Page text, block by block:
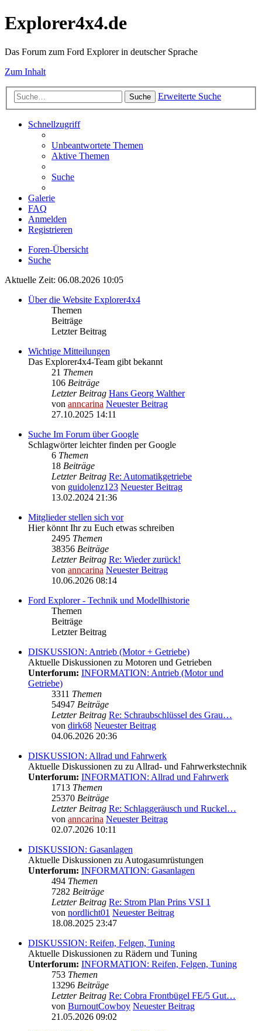
Explorer4x4.de
Das Forum zum Ford Explorer in deutscher Sprache
Zum Inhalt
Suche Erweiterte Suche
Schnellzugriff
Unbeantwortete Themen
Aktive Themen
Suche
Galerie
FAQ
Anmelden
Registrieren
Foren-Übersicht
Suche
Aktuelle Zeit: 06.08.2026 10:05
Über die Website Explorer4x4
Themen
Beiträge
Letzter Beitrag
Wichtige Mitteilungen
Das Explorer4x4-Team gibt bekannt
21 Themen
106 Beiträge
Letzter Beitrag Hans Georg Walther
von anncarina Neuester Beitrag
27.10.2025 14:11
Suche Im Forum über Google
Schlagwörter leichter finden per Google
6 Themen
18 Beiträge
Letzter Beitrag Re: Automatikgetriebe
von guidolenz123 Neuester Beitrag
13.02.2024 21:36
Mitglieder stellen sich vor
Hier könnt Ihr zu Euch etwas schreiben
2495 Themen
38356 Beiträge
Letzter Beitrag Re: Wieder zurück!
von anncarina Neuester Beitrag
10.06.2026 08:14
Ford Explorer - Technik und Modellhistorie
Themen
Beiträge
Letzter Beitrag
DISKUSSION: Antrieb (Motor + Getriebe)
Aktuelle Diskussionen zu Motoren und Getrieben
Unterforum: INFORMATION: Antrieb (Motor und
Getriebe)
3311 Themen
54947 Beiträge
Letzter Beitrag Re: Schraubschlüssel des Grau…
von dirk68 Neuester Beitrag
04.06.2026 20:36
DISKUSSION: Allrad und Fahrwerk
Aktuelle Diskussionen zu zu Allrad- und Fahrwerkstechnik
Unterforum: INFORMATION: Allrad und Fahrwerk
1713 Themen
25370 Beiträge
Letzter Beitrag Re: Schlaggeräusch und Ruckel…
von anncarina Neuester Beitrag
02.07.2026 10:11
DISKUSSION: Gasanlagen
Aktuelle Diskussionen zu Autogasumrüstungen
Unterforum: INFORMATION: Gasanlagen
494 Themen
7282 Beiträge
Letzter Beitrag Re: Strom Plan Prins VSI 1
von nordlicht01 Neuester Beitrag
18.08.2025 23:47
DISKUSSION: Reifen, Felgen, Tuning
Aktuelle Diskussionen zu Rädern und Tuning
Unterforum: INFORMATION: Reifen, Felgen, Tuning
753 Themen
13296 Beiträge
Letzter Beitrag Re: Cobra Frontbügel FE/5 Gut…
von BurnoutCowboy Neuester Beitrag
21.05.2026 09:02